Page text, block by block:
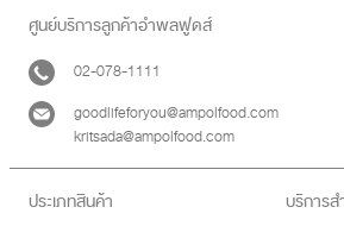
ศูนย์บริการลูกค้าอำพลฟูดส์
02-078-1111
goodlifeforyou@ampolfood.com
kritsada@ampolfood.com
ประเภทสินค้า บริการ